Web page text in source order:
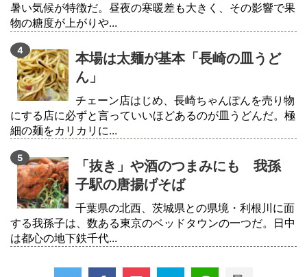
暑い気候が特徴だ。昼夜の寒暖差も大きく、その影響で果
物の糖度が上がりや...
本場は太麺が基本「長崎の皿うど
ん」
チェーン店はじめ、長崎ちゃんぽんを売り物
にする店に必ずと言っていいほどあるのが皿うどんだ。極
細の麺をカリカリに...
「抜き」や酒のつまみにも 我孫
子駅の唐揚げそば
千葉県の北西、茨城県との県境・利根川に面
する我孫子は、数ある東京のベッドタウンの一つだ。日中
は都心の地下鉄千代...